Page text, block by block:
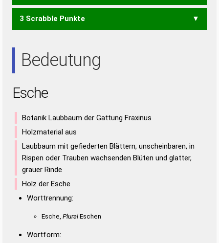
EHE
3 Scrabble Punkte
Bedeutung
Esche
Botanik Laubbaum der Gattung Fraxinus
Holzmaterial aus
Laubbaum mit gefiederten Blättern, unscheinbaren, in
Rispen oder Trauben wachsenden Blüten und glatter,
grauer Rinde
Holz der Esche
Worttrennung:
Esche, PluralEschen
Wortform: